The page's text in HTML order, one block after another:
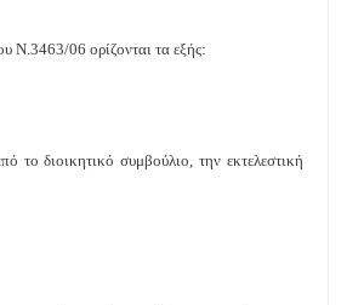
Ν.3463/06 ορίζονται τα εξής:
το διοικητικό συμβούλιο, την εκτελεστική